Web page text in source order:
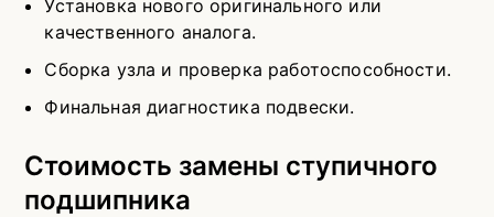
Установка нового оригинального или
качественного аналога.
Сборка узла и проверка работоспособности.
Финальная диагностика подвески.
Стоимость замены ступичного
подшипника